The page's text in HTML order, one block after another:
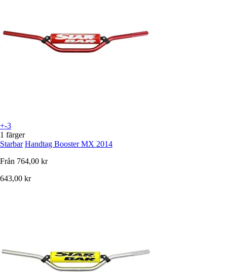
+-3
1 färger
Starbar Handtag Booster MX 2014
Från 764,00 kr
643,00 kr